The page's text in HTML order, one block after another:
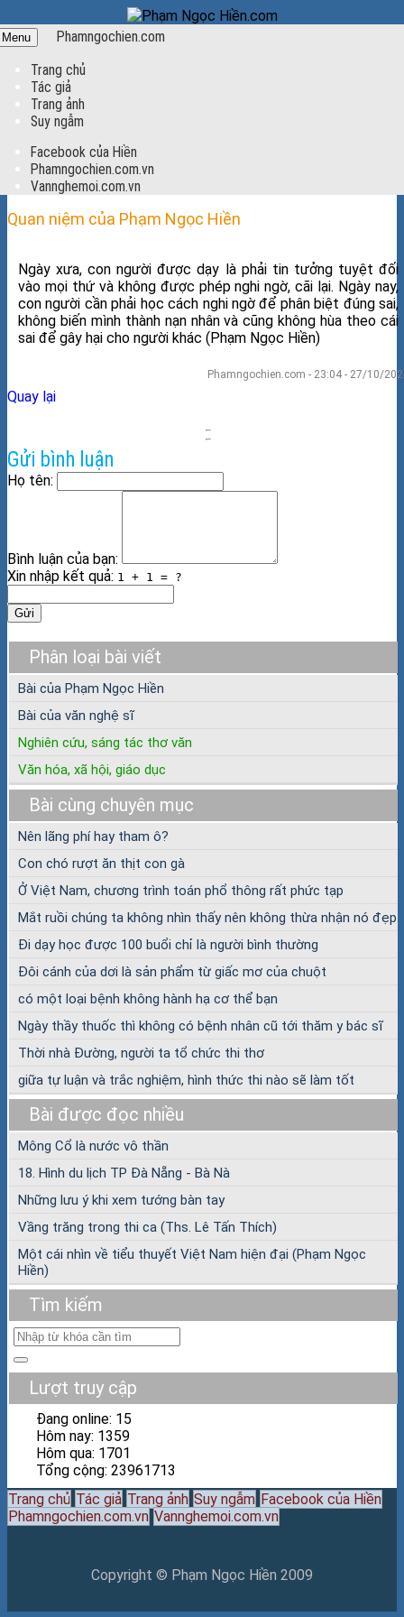
Menu
Phamngochien.com
Trang chủ
Tác giả
Trang ảnh
Suy ngẫm
Facebook của Hiền
Phamngochien.com.vn
Vannghemoi.com.vn
Quan niệm của Phạm Ngọc Hiền
Ngày xưa, con người được dạy là phải tin tưởng tuyệt đối
vào mọi thứ và không được phép nghi ngờ, cãi lại. Ngày nay,
con người cần phải học cách nghi ngờ để phân biệt đúng sai,
không biến mình thành nạn nhân và cũng không hùa theo cái
sai để gây hại cho người khác (Phạm Ngọc Hiền)
Phamngochien.com - 23:04 - 27/10/
Quay lại
Gửi bình luận
Họ tên:
Bình luận của bạn:
Xin nhập kết quả: 1 + 1 = ?
Gửi
Phân loại bài viết
Bài của Phạm Ngọc Hiền
Bài của văn nghệ sĩ
Nghiên cứu, sáng tác thơ văn
Văn hóa, xã hội, giáo dục
Bài cùng chuyên mục
Nên lãng phí hay tham ô?
Con chó rượt ăn thịt con gà
Ở Việt Nam, chương trình toán phổ thông rất phức tạp
Mắt ruồi chúng ta không nhìn thấy nên không thừa nhận nó đẹp
Đi dạy học được 100 buổi chỉ là người bình thường
Đôi cánh của dơi là sản phẩm từ giấc mơ của chuột
có một loại bệnh không hành hạ cơ thể bạn
Ngày thầy thuốc thì không có bệnh nhân cũ tới thăm y bác sĩ
Thời nhà Đường, người ta tổ chức thi thơ
giữa tự luận và trắc nghiệm, hình thức thi nào sẽ làm tốt
Bài được đọc nhiều
Mông Cổ là nước vô thần
18. Hình du lịch TP Đà Nẵng - Bà Nà
Những lưu ý khi xem tướng bàn tay
Vầng trăng trong thi ca (Ths. Lê Tấn Thích)
Một cái nhìn về tiểu thuyết Việt Nam hiện đại (Phạm Ngọc
Hiền)
Tìm kiếm
Lượt truy cập
Đang online: 15
Hôm nay: 1359
Hôm qua: 1701
Tổng cộng: 23961713
Trang chủ Tác giả Trang ảnh Suy ngẫm Facebook của Hiền
Phamngochien.com.vn Vannghemoi.com.vn
Copyright © Phạm Ngọc Hiền 2009